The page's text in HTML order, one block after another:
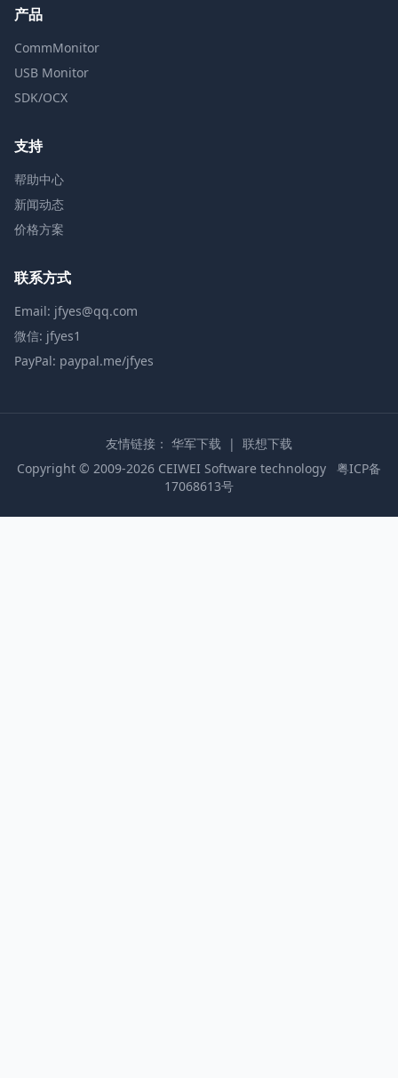
产品
CommMonitor
USB Monitor
SDK/OCX
支持
帮助中心
新闻动态
价格方案
联系方式
Email: jfyes@qq.com
微信: jfyes1
PayPal: paypal.me/jfyes
友情链接： 华军下载 | 联想下载
Copyright © 2009-2026 CEIWEI Software technology 粤ICP备
17068613号